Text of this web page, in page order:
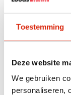
Toestemming
Deze website
We gebruiken
personaliseren,
Afmetingen